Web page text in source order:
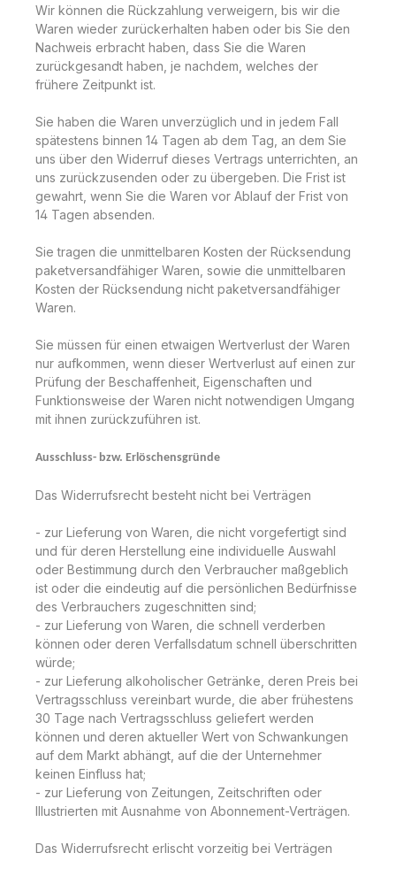
Wir können die Rückzahlung verweigern, bis wir die
Waren wieder zurückerhalten haben oder bis Sie den
Nachweis erbracht haben, dass Sie die Waren
zurückgesandt haben, je nachdem, welches der
frühere Zeitpunkt ist.
Sie haben die Waren unverzüglich und in jedem Fall
spätestens binnen 14 Tagen ab dem Tag, an dem Sie
uns über den Widerruf dieses Vertrags unterrichten, an
uns zurückzusenden oder zu übergeben. Die Frist ist
gewahrt, wenn Sie die Waren vor Ablauf der Frist von
14 Tagen absenden.
Sie tragen die unmittelbaren Kosten der Rücksendung
paketversandfähiger Waren, sowie die unmittelbaren
Kosten der Rücksendung nicht paketversandfähiger
Waren.
Sie müssen für einen etwaigen Wertverlust der Waren
nur aufkommen, wenn dieser Wertverlust auf einen zur
Prüfung der Beschaffenheit, Eigenschaften und
Funktionsweise der Waren nicht notwendigen Umgang
mit ihnen zurückzuführen ist.
Ausschluss- bzw. Erlöschensgründe
Das Widerrufsrecht besteht nicht bei Verträgen
- zur Lieferung von Waren, die nicht vorgefertigt sind
und für deren Herstellung eine individuelle Auswahl
oder Bestimmung durch den Verbraucher maßgeblich
ist oder die eindeutig auf die persönlichen Bedürfnisse
des Verbrauchers zugeschnitten sind;
- zur Lieferung von Waren, die schnell verderben
können oder deren Verfallsdatum schnell überschritten
würde;
- zur Lieferung alkoholischer Getränke, deren Preis bei
Vertragsschluss vereinbart wurde, die aber frühestens
30 Tage nach Vertragsschluss geliefert werden
können und deren aktueller Wert von Schwankungen
auf dem Markt abhängt, auf die der Unternehmer
keinen Einfluss hat;
- zur Lieferung von Zeitungen, Zeitschriften oder
Illustrierten mit Ausnahme von Abonnement-Verträgen.
Das Widerrufsrecht erlischt vorzeitig bei Verträgen